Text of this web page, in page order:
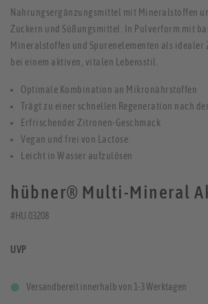
Nahrungsergänzungsmittel mit Mineralstoffen
Zuckern und Süßungsmittel. In Pulverform mit
Mineralstoffen und Spurenelementen als idealer
bei einem aktiven, vitalen Lebensstil.
Optimale Kombination an Mikronährstoffen
Trägt zu einer schnellen Regeneration nach
Erfrischender Zitronen-Geschmack
Vegan und frei von Lactose
Leicht in Wasser aufzulösen
hübner® Multi-Mineral
#HU.03208
UVP
Versandbereit innerhalb von 1-3 Werktagen